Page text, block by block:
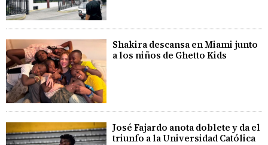
Shakira descansa en Miami junto
a los niños de Ghetto Kids
José Fajardo anota doblete y da el
triunfo a la Universidad Católica